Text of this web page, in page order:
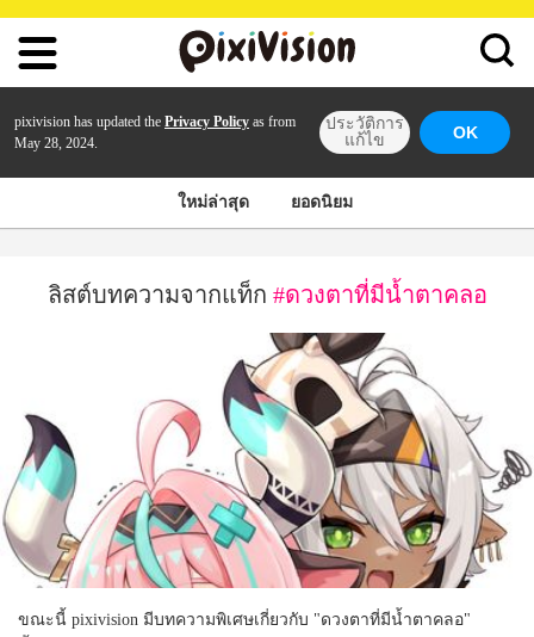
pixivision has updated the Privacy Policy as from
May 28, 2024.
ประวัติการ
แก้ไข
OK
ใหม่ล่าสุด ยอดนิยม
ลิสต์บทความจากแท็ก #ดวงตาที่มีน้ำตาคลอ
ขณะนี้ pixivision มีบทความพิเศษเกี่ยวกับ "ดวงตาที่มีน้ำตาคลอ"